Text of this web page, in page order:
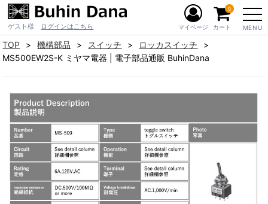
ゲスト様 ログインはこちら MENU
マイページ カート
0
TOP 機構部品 スイッチ
ロッカスイッチ
MS500EW2S-K ミヤマ電器 | 電子部品通販 BuhinDana